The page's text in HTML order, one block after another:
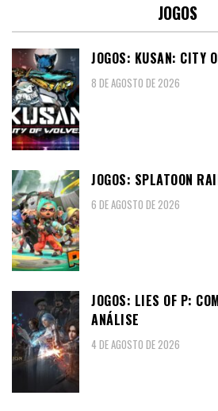
JOGOS
JOGOS: KUSAN: CITY
8 DE AGOSTO DE 2026
JOGOS: SPLATOON
6 DE AGOSTO DE 2026
JOGOS: LIES OF P:
ANÁLISE
4 DE AGOSTO DE 2026